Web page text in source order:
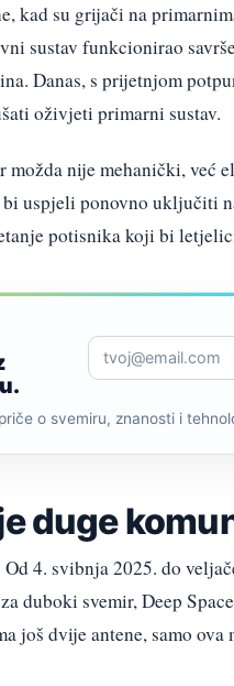
kad su grijači na
sustav funkcionirao
Danas, s prijetnjom
oživjeti primarni sustav.
možda nije mehanički,
uspjeli ponovno uključiti
potisnika koji bi
o svemiru, znanosti i
duge
4. svibnja 2025. do
duboki svemir, Deep
još dvije antene, samo